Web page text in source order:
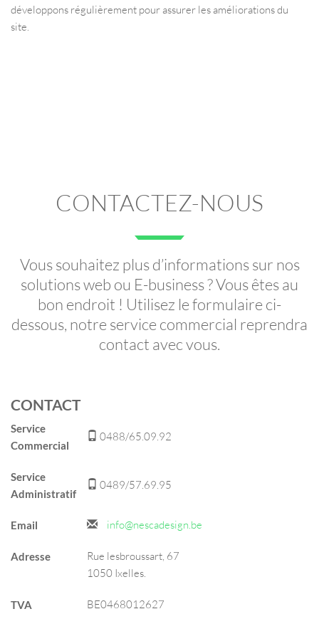
développons régulièrement pour assurer les améliorations du
site.
CONTACTEZ-NOUS
Vous souhaitez plus d’informations sur nos
solutions web ou E-business ? Vous êtes au
bon endroit ! Utilisez le formulaire ci-
dessous, notre service commercial reprendra
contact avec vous.
CONTACT
Service
Commercial
0488/65.09.92
Service
Administratif
0489/57.69.95
Email info@nescadesign.be
Adresse
Rue lesbroussart, 67
1050 Ixelles.
TVA BE0468012627